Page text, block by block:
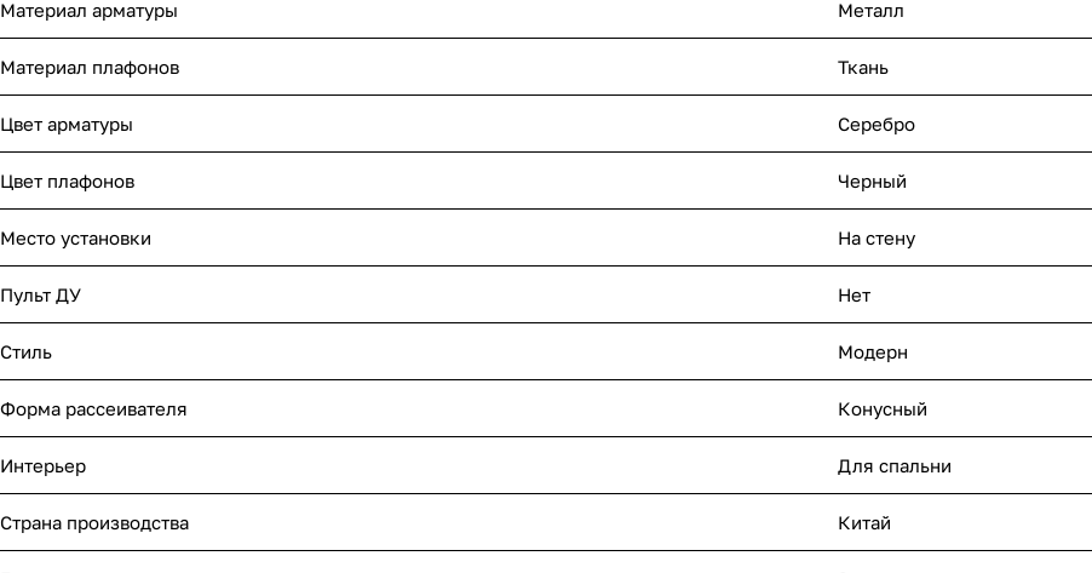
Материал арматуры Металл
Материал плафонов Ткань
Цвет арматуры Серебро
Цвет плафонов Черный
Место установки На стену
Пульт ДУ Нет
Стиль Модерн
Форма рассеивателя Конусный
Интерьер Для спальни
Страна производства Китай